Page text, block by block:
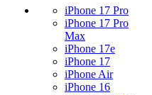
iPhone 17 Pro
iPhone 17 Pro
Max
iPhone 17e
iPhone 17
iPhone Air
iPhone 16